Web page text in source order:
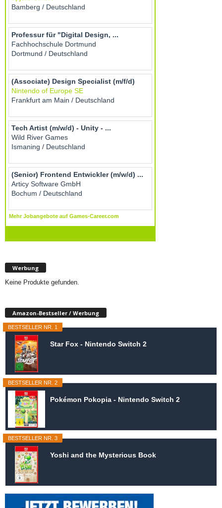
Werbung
Keine Produkte gefunden.
Amazon-Bestseller / Werbung
BESTSELLER NR. 1
Star Fox - Nintendo Switch 2
BESTSELLER NR. 2
Pokémon Pokopia - Nintendo Switch 2
BESTSELLER NR. 3
Yoshi and the Mysterious Book